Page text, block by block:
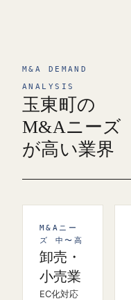
M&A DEMAND
ANALYSIS
玉東町の
M&Aニーズ
が高い業界
M&Aニー
ズ 中〜高
卸売・
小売業
EC化対応